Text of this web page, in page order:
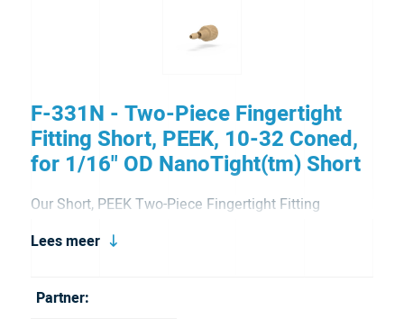
F-331N - Two-Piece Fingertight
Fitting Short, PEEK, 10-32 Coned,
for 1/16" OD NanoTight(tm) Short
Our Short, PEEK Two-Piece Fingertight Fitting
features a separate ferrule. With this unique design,
unit making it more economical. includes a Nut and
Lees meer
Partner: